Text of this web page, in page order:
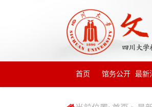
首页 馆务公开 最新